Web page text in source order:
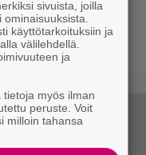
–
Megadethiä
sivuista, joilla
käyttötarkoituksiin ja
välilehdellä.
ja
myös ilman
peruste. Voit
milloin tahansa